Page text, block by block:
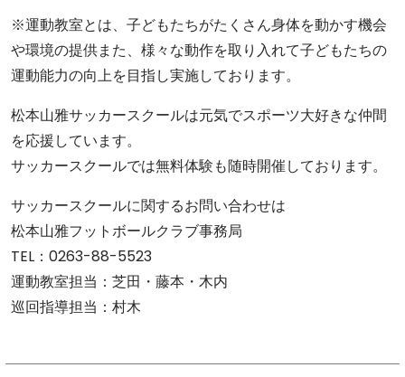
※運動教室とは、子どもたちがたくさん身体を動かす機会
や環境の提供また、様々な動作を取り入れて子どもたちの
運動能力の向上を目指し実施しております。
松本山雅サッカースクールは元気でスポーツ大好きな仲間
を応援しています。
サッカースクールでは無料体験も随時開催しております。
サッカースクールに関するお問い合わせは
松本山雅フットボールクラブ事務局
TEL：0263-88-5523
運動教室担当：芝田・藤本・木内
巡回指導担当：村木